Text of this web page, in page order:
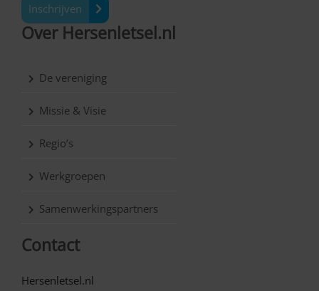
Inschrijven
Over Hersenletsel.nl
De vereniging
Missie & Visie
Regio’s
Werkgroepen
Samenwerkingspartners
Contact
Hersenletsel.nl